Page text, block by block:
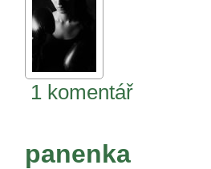
1 komentář
panenka